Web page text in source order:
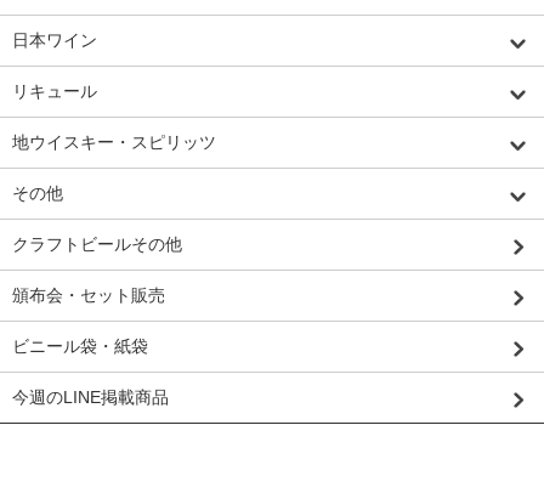
日本ワイン
リキュール
地ウイスキー・スピリッツ
その他
クラフトビールその他
頒布会・セット販売
ビニール袋・紙袋
今週のLINE掲載商品